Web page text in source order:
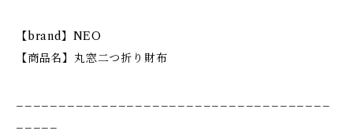
【brand】NEO
【商品名】丸窓二つ折り財布